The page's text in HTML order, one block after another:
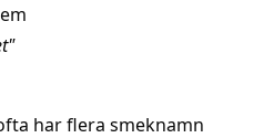
har flera smeknamn